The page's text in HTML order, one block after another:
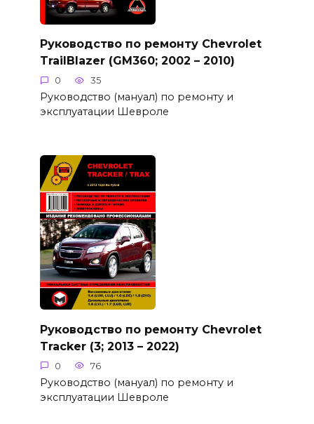
Руководство по ремонту Chevrolet
TrailBlazer (GM360; 2002 – 2010)
0 35
Руководство (мануал) по ремонту и
эксплуатации Шевроле
Руководство по ремонту Chevrolet
Tracker (3; 2013 – 2022)
0 76
Руководство (мануал) по ремонту и
эксплуатации Шевроле